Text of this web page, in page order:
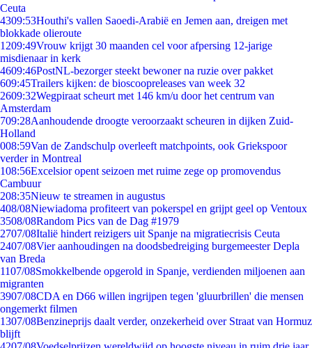
Ceuta
4309:53Houthi's vallen Saoedi-Arabië en Jemen aan, dreigen met
blokkade olieroute
1209:49Vrouw krijgt 30 maanden cel voor afpersing 12-jarige
misdienaar in kerk
4609:46PostNL-bezorger steekt bewoner na ruzie over pakket
609:45Trailers kijken: de bioscoopreleases van week 32
2609:32Wegpiraat scheurt met 146 km/u door het centrum van
Amsterdam
709:28Aanhoudende droogte veroorzaakt scheuren in dijken Zuid-
Holland
008:59Van de Zandschulp overleeft matchpoints, ook Griekspoor
verder in Montreal
108:56Excelsior opent seizoen met ruime zege op promovendus
Cambuur
208:35Nieuw te streamen in augustus
408/08Niewiadoma profiteert van pokerspel en grijpt geel op Ventoux
3508/08Random Pics van de Dag #1979
2707/08Italië hindert reizigers uit Spanje na migratiecrisis Ceuta
2407/08Vier aanhoudingen na doodsbedreiging burgemeester Depla
van Breda
1107/08Smokkelbende opgerold in Spanje, verdienden miljoenen aan
migranten
3907/08CDA en D66 willen ingrijpen tegen 'gluurbrillen' die mensen
ongemerkt filmen
1307/08Benzineprijs daalt verder, onzekerheid over Straat van Hormuz
blijft